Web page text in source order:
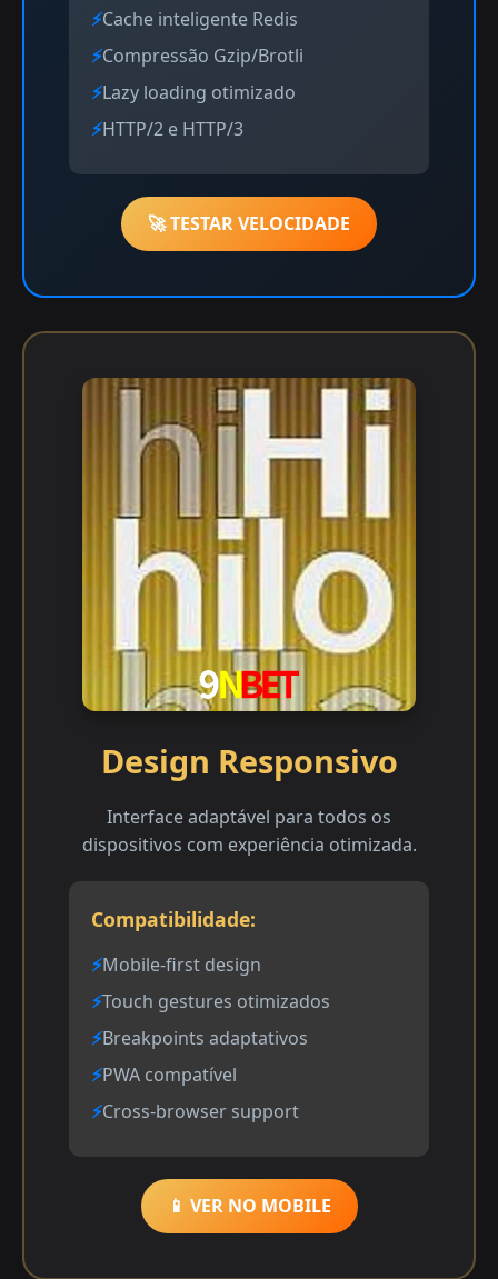
Cache inteligente Redis
Compressão Gzip/Brotli
Lazy loading otimizado
HTTP/2 e HTTP/3
🚀 TESTAR VELOCIDADE
Design Responsivo
Interface adaptável para todos os
dispositivos com experiência otimizada.
Compatibilidade:
Mobile-first design
Touch gestures otimizados
Breakpoints adaptativos
PWA compatível
Cross-browser support
📱 VER NO MOBILE